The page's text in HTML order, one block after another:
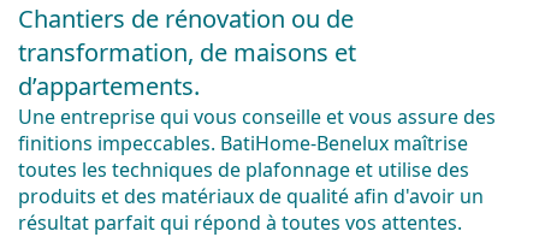
Chantiers de rénovation ou de
transformation, de maisons et
d’appartements.
Une entreprise qui vous conseille et vous assure des
finitions impeccables. BatiHome-Benelux maîtrise
toutes les techniques de plafonnage et utilise des
produits et des matériaux de qualité afin d'avoir un
résultat parfait qui répond à toutes vos attentes.